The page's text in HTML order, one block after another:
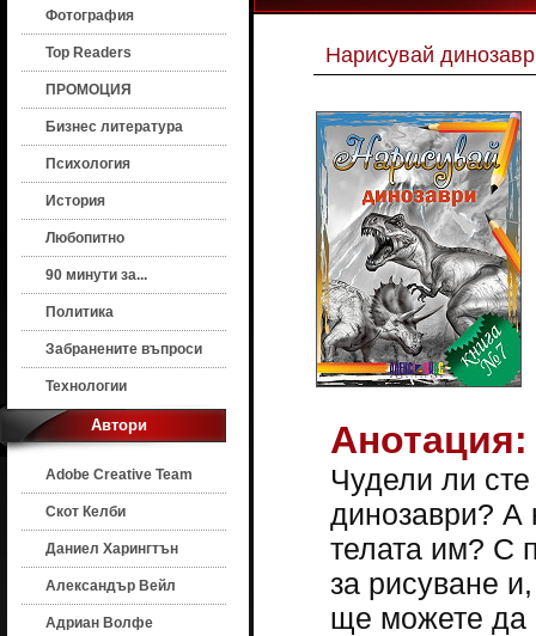
Фотография
Top Readers
ПРОМОЦИЯ
Бизнес литература
Психология
История
Любопитно
90 минути за...
Политика
Забранените въпроси
Технологии
Автори
Adobe Creative Team
Скот Келби
Даниел Харингтън
Александър Вейл
Адриан Волфе
Нарисувай
Анотация:
Чудели ли
динозаври? А
телата им? С
за рисуване
ще можете да